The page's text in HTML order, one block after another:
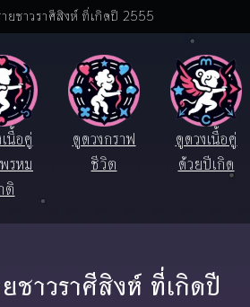
ยชาวราศีสิงห์ ที่เกิดปี 2555
นื้อคู่
รหม
ติ
ดูดวงกราฟ
ชีวิต
ดูดวงเนื้อคู่
ด้วยปีเกิด
ชาวราศีสิงห์ ที่เกิดปี